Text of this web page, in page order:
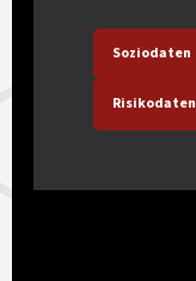
Soziodaten
Risikodaten